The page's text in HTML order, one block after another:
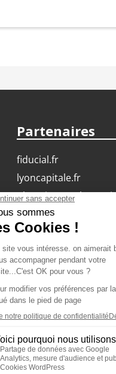
Partenaires
fiducial.fr
lyoncapitale.fr
olympique-et-
L'application
/ Android
Téléchargez
Les cookies
Gestion des cookies